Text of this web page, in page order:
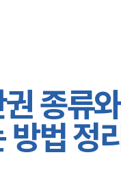
종류
법 정리